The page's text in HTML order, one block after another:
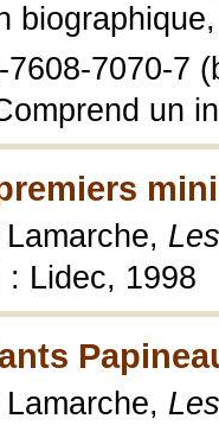
7070-7
un
: Lidec, 1998